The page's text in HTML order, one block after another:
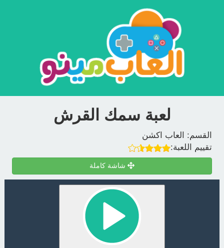
لعبة سمك القرش
القسم:
العاب اكشن
تقييم اللعبة:
شاشة كاملة